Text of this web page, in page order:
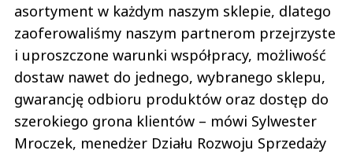
asortyment w każdym naszym sklepie, dlatego
zaoferowaliśmy naszym partnerom przejrzyste
i uproszczone warunki współpracy, możliwość
dostaw nawet do jednego, wybranego sklepu,
gwarancję odbioru produktów oraz dostęp do
szerokiego grona klientów – mówi Sylwester
Mroczek, menedżer Działu Rozwoju Sprzedaży